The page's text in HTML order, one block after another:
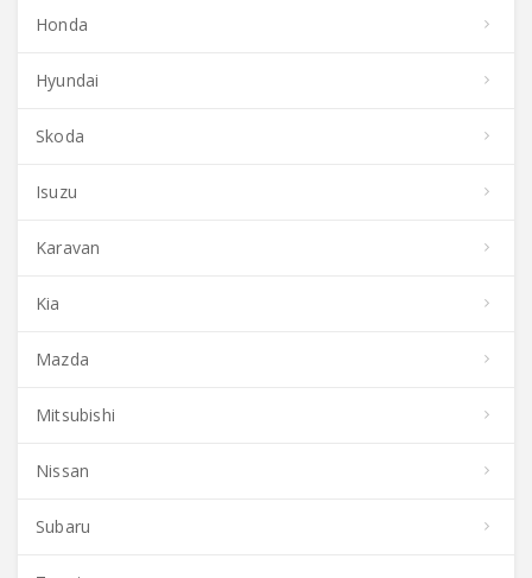
Honda
Hyundai
Skoda
Isuzu
Karavan
Kia
Mazda
Mitsubishi
Nissan
Subaru